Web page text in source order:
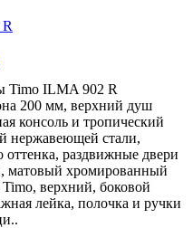
Timo ILMA 902 R
200 мм, верхний душ
консоль и тропический
нержавеющей стали,
оттенка, раздвижные двери
матовый хромированный
верхний, боковой
лейка, полочка и ручки